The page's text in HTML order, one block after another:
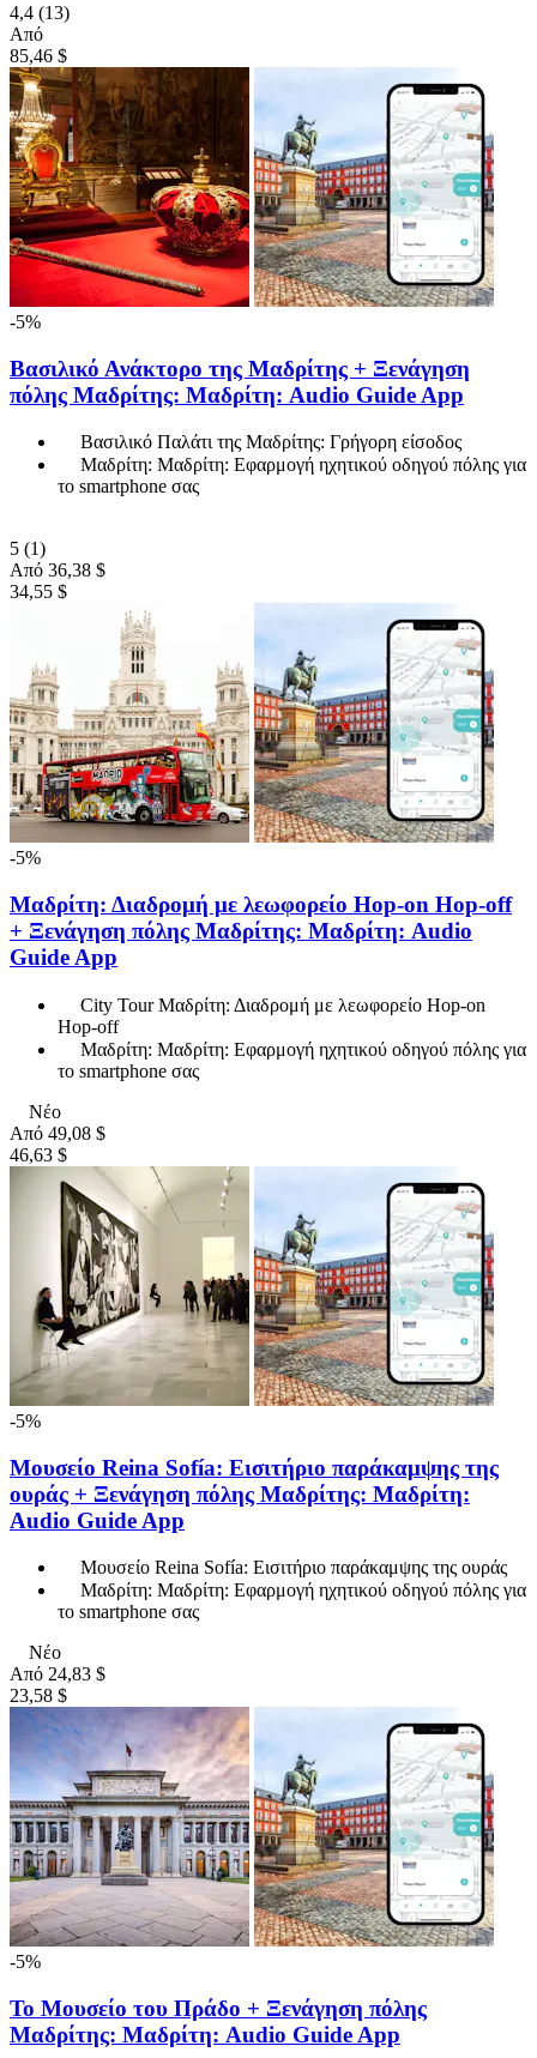
4,4 (13)
Από
85,46 $
-5%
Βασιλικό Ανάκτορο της Μαδρίτης + Ξενάγηση
πόλης Μαδρίτης: Μαδρίτη: Audio Guide App
Βασιλικό Παλάτι της Μαδρίτης: Γρήγορη είσοδος
Μαδρίτη: Μαδρίτη: Εφαρμογή ηχητικού οδηγού πόλης για
το smartphone σας
5 (1)
Από 36,38 $
34,55 $
-5%
Μαδρίτη: Διαδρομή με λεωφορείο Hop-on Hop-off
+ Ξενάγηση πόλης Μαδρίτης: Μαδρίτη: Audio
Guide App
City Tour Μαδρίτη: Διαδρομή με λεωφορείο Hop-on
Hop-off
Μαδρίτη: Μαδρίτη: Εφαρμογή ηχητικού οδηγού πόλης για
το smartphone σας
Νέο
Από 49,08 $
46,63 $
-5%
Μουσείο Reina Sofía: Εισιτήριο παράκαμψης της
ουράς + Ξενάγηση πόλης Μαδρίτης: Μαδρίτη:
Audio Guide App
Μουσείο Reina Sofía: Εισιτήριο παράκαμψης της ουράς
Μαδρίτη: Μαδρίτη: Εφαρμογή ηχητικού οδηγού πόλης για
το smartphone σας
Νέο
Από 24,83 $
23,58 $
-5%
Το Μουσείο του Πράδο + Ξενάγηση πόλης
Μαδρίτης: Μαδρίτη: Audio Guide App